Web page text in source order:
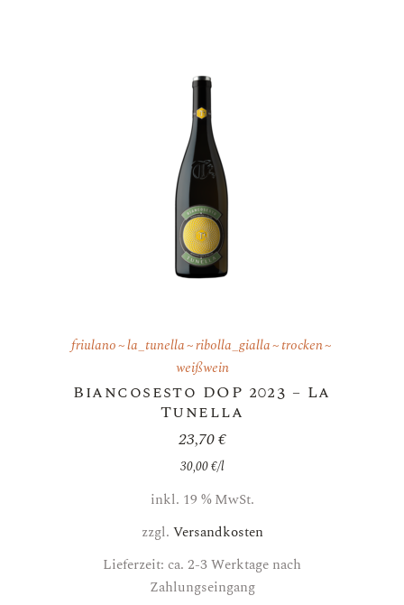
friulano la_tunella ribolla_gialla
trocken
weißwein
Biancosesto DOP 2023 – La
Tunella
23,70€
30,00€/l
inkl. 19 % MwSt.
zzgl. Versandkosten
Lieferzeit: ca. 2-3 Werktage nach
Zahlungseingang